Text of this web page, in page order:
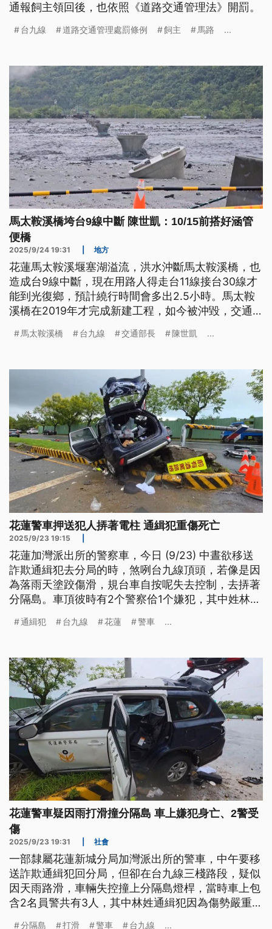
通報飼主領回後，也依照《道路交通管理法》開罰。
台九線 道路交通管理處罰條例 飼主 馬路 ...
馬太鞍溪橋垮台9線中斷 陳世凱：10/15前搭好涵管
便橋
2025/9/24 19:31 地方
花蓮馬太鞍溪堰塞湖溢流，洪水沖斷馬太鞍溪橋，也
造成台9線中斷，現在用路人得走台11線接台30線才
能到光復鄉，預計繞行時間會多出2.5小時。馬太鞍
溪橋在2019年才完成新建工程，如今被沖毀，交通
10月15日前搭建好涵管便橋應急，明（2025）年春
馬太鞍溪橋 台九線 交通部長 陳世凱 ...
花蓮警車押送犯人挵著電柱 通緝犯重傷死亡
2025/9/23 19:15
花蓮加灣派出所的警察車，今日 (9/23) 中晝欲移送
詐欺通緝犯去分局的時，煞咧台九線頂頭，若像是因
為落雨天塗跤傷滑，規台車自按呢失去控制，去挵著
分隔島。車頂彼時有2个警察佮1个嫌犯，其中姓林的
轉來。（新聞標題、導言為台語文）
通緝犯 台九線 花蓮 警車 ...
花蓮警車疑因雨打滑撞分隔島 車上嫌犯身亡、2警受
傷
2025/9/23 19:31 社會
一部隸屬花蓮新城分局加灣派出所的警車，中午要移
送詐欺通緝犯回分局，但卻在台九線三棧路段，疑似
因天雨路滑，車輛失控撞上分隔島燈桿，當時車上包
含2名員警共有3人，其中林姓通緝犯因為傷勢嚴重，
分隔島 打滑 警車 台九線 ...